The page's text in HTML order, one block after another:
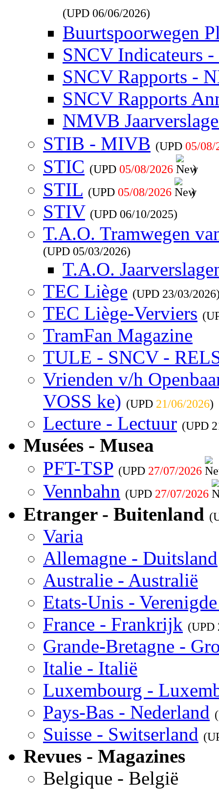
(UPD 06/06/2026)
Buurtspoorwegen
SNCV Indicateurs
SNCV Rapports -
SNCV Rapports
NMVB
STIB - MIVB (UPD 05/08/
STIC (UPD 05/08/2026 )
STIL (UPD 05/08/2026 )
STIV (UPD 06/10/2025)
T.A.O. Tramwegen
(UPD 05/03/2026)
T.A.O.
TEC Liège (UPD 23/03/2026
TEC Liège-Verviers
TramFan Magazine
TULE - SNCV -
Vrienden v/h
VOSS ke) (UPD 21/06/2026)
Lecture - Lectuur (UPD
Musées - Musea
PFT-TSP (UPD 27/07/2026
Vennbahn (UPD 27/07/2026
Etranger - Buitenland
Varia
Allemagne - Duitsland
Australie - Australië
Etats-Unis -
France - Frankrijk (UPD
Grande-Bretagne -
Italie - Italië
Luxembourg -
Pays-Bas - Nederland
Suisse - Switserland
Revues - Magazines
Belgique - België